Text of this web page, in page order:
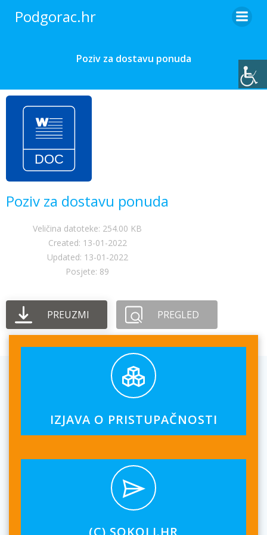
Podgorac.hr
Poziv za dostavu ponuda
Poziv za dostavu ponuda
Veličina datoteke: 254.00 KB
Created: 13-01-2022
Updated: 13-01-2022
Posjete: 89
PREUZMI PREGLED
IZJAVA O PRISTUPAČNOSTI
(C) SOKOLI.HR